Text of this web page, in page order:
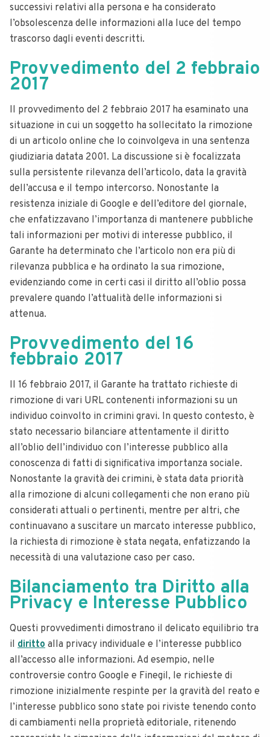
successivi relativi alla persona e ha considerato
l’obsolescenza delle informazioni alla luce del tempo
trascorso dagli eventi descritti.
Provvedimento del 2 febbraio
2017
Il provvedimento del 2 febbraio 2017 ha esaminato una
situazione in cui un soggetto ha sollecitato la rimozione
di un articolo online che lo coinvolgeva in una sentenza
giudiziaria datata 2001. La discussione si è focalizzata
sulla persistente rilevanza dell’articolo, data la gravità
dell’accusa e il tempo intercorso. Nonostante la
resistenza iniziale di Google e dell’editore del giornale,
che enfatizzavano l’importanza di mantenere pubbliche
tali informazioni per motivi di interesse pubblico, il
Garante ha determinato che l’articolo non era più di
rilevanza pubblica e ha ordinato la sua rimozione,
evidenziando come in certi casi il diritto all’oblio possa
prevalere quando l’attualità delle informazioni si
attenua.
Provvedimento del 16
febbraio 2017
Il 16 febbraio 2017, il Garante ha trattato richieste di
rimozione di vari URL contenenti informazioni su un
individuo coinvolto in crimini gravi. In questo contesto, è
stato necessario bilanciare attentamente il diritto
all’oblio dell’individuo con l’interesse pubblico alla
conoscenza di fatti di significativa importanza sociale.
Nonostante la gravità dei crimini, è stata data priorità
alla rimozione di alcuni collegamenti che non erano più
considerati attuali o pertinenti, mentre per altri, che
continuavano a suscitare un marcato interesse pubblico,
la richiesta di rimozione è stata negata, enfatizzando la
necessità di una valutazione caso per caso.
Bilanciamento tra Diritto alla
Privacy e Interesse Pubblico
Questi provvedimenti dimostrano il delicato equilibrio tra
il diritto alla privacy individuale e l’interesse pubblico
all’accesso alle informazioni. Ad esempio, nelle
controversie contro Google e Finegil, le richieste di
rimozione inizialmente respinte per la gravità del reato e
l’interesse pubblico sono state poi riviste tenendo conto
di cambiamenti nella proprietà editoriale, ritenendo